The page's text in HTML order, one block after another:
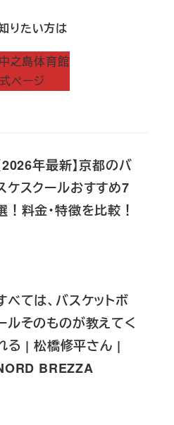
りたい方は
之島体育館
ページ
2026年最新】京都のバ
ケスクールおすすめ7
！料金・特徴を比較！
べては、バスケットボ
ルそのものが教えてく
る | 松橋修平さん |
BREZZA